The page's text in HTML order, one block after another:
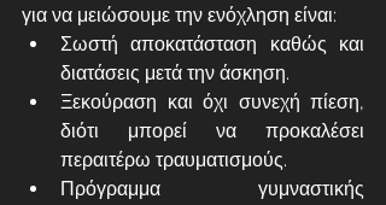
για να μειώσουμε την ενόχληση είναι:
Σωστή αποκατάσταση καθώς και
διατάσεις μετά την άσκηση.
Ξεκούραση και όχι συνεχή πίεση,
διότι μπορεί να προκαλέσει
περαιτέρω τραυματισμούς.
Πρόγραμμα γυμναστικής